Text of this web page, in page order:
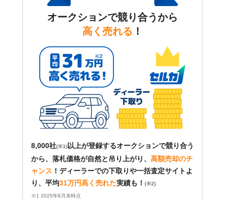
オークションで競り合うから
高く売れる ！
8,000社(※1) 以上が登録するオークションで競り合う
から、落札価格が自然と吊り上がり、 高額売却のチ
ャンス ！ ディーラーでの下取りや一括査定サイトよ
り、平均31万円高く売れた実績も！ (※2)
※1 2025年8月末時点